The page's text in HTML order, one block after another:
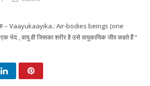
– Vaayukaayika.: Air-bodies beings (one
भेद , वायु ही जिसका शरीर है उसे वायुकायिक जीव कहते हैं “